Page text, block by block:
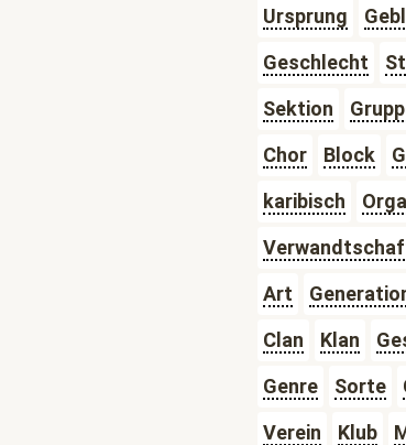
Ursprung
Geschlecht
Sektion
Chor
Block
karibisch
Art
Clan
Klan
Genre
Sorte
Verein
Klub